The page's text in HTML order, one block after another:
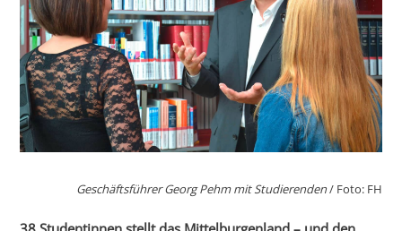
Geschäftsführer Georg Pehm mit Studierenden/ Foto: FH